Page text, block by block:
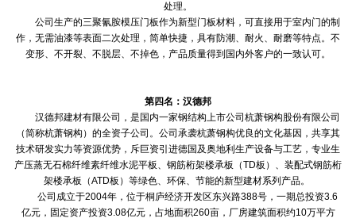
处理。
公司生产的三聚氰胺模压门板作为新型门板材料，可直接用于室内门的制
作，无需油漆等表面二次处理，简单快捷，具有防潮、耐火、耐磨等特点。不
变形、不开裂、不脱层、不掉色，产品质量得到国内外客户的一致认可。
第四名：汉德邦
汉德邦建材有限公司，是国内一家钢结构上市公司杭萧钢构股份有限公司
（简称杭萧钢构）的全资子公司。公司承袭杭萧钢构优良的文化基因，共享其
技术研发实力等资源优势，斥巨资引进德国及奥地利生产设备与工艺，专业生
产压蒸无石棉纤维素纤维水泥平板、钢筋桁架楼承板（TD板）、装配式钢筋桁
架楼承板（ATD板）等绿色、环保、节能的新型建材系列产品。
公司成立于2004年，位于桐庐经济开发区东兴路388号，一期总投资3.6
亿元，固定资产投资3.08亿元，占地面积260亩，厂房建筑面积约10万平方